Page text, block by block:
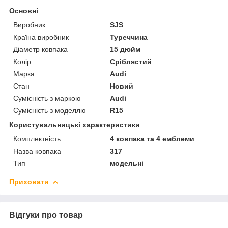
Основні
Виробник
SJS
Країна виробник
Туреччина
Діаметр ковпака
15 дюйм
Колір
Сріблястий
Марка
Audi
Стан
Новий
Сумісність з маркою
Audi
Сумісність з моделлю
R15
Користувальницькі характеристики
Комплектність
4 ковпака та 4 емблеми
Назва ковпака
317
Тип
модельні
Приховати
Відгуки про товар